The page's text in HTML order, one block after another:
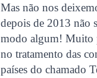
Mas não nos
depois de 2013 não
modo algum! Muito
no tratamento das
países do chamado